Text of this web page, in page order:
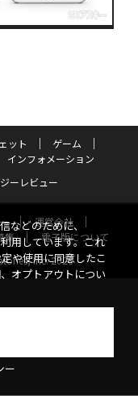
ット
ゲーム
インフォメーション
ーレビュー
運営会社
集
電子版について
Inc. 2026
などのために、
用しています。これ
や使用に同意したこ
オプトアウトについ
ー